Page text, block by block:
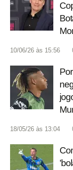
10/06/26 às 15:56
18/05/26 às 13:04